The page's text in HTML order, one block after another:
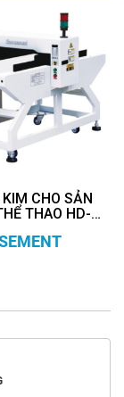
KIM CHO SẢN
THAO HD-